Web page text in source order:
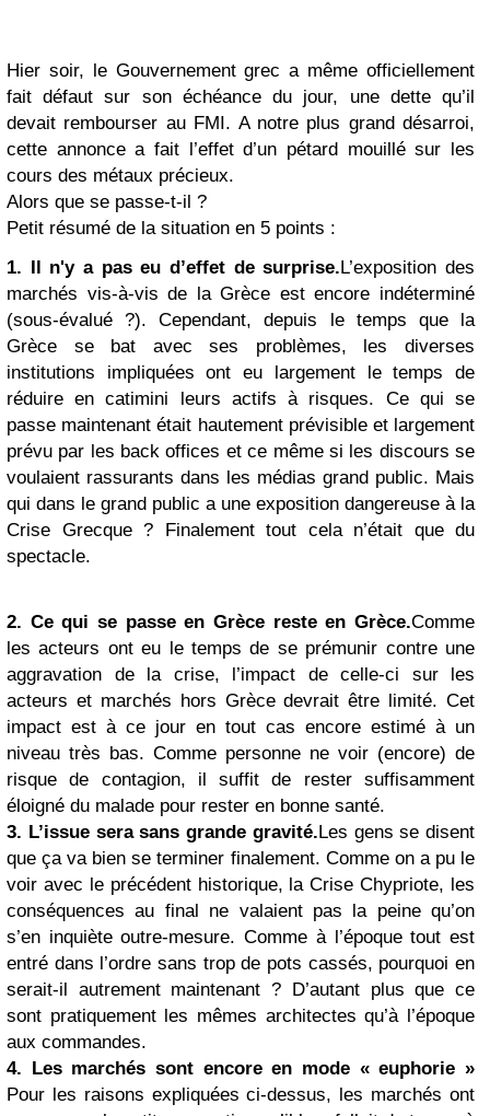
Hier soir, le Gouvernement grec a même officiellement
fait défaut sur son échéance du jour, une dette qu’il
devait rembourser au FMI. A notre plus grand désarroi,
cette annonce a fait l’effet d’un pétard mouillé sur les
cours des métaux précieux.
Alors que se passe-t-il ?
Petit résumé de la situation en 5 points :
1. Il n'y a pas eu d’effet de surprise.L’exposition des
marchés vis-à-vis de la Grèce est encore indéterminé
(sous-évalué ?). Cependant, depuis le temps que la
Grèce se bat avec ses problèmes, les diverses
institutions impliquées ont eu largement le temps de
réduire en catimini leurs actifs à risques. Ce qui se
passe maintenant était hautement prévisible et largement
prévu par les back offices et ce même si les discours se
voulaient rassurants dans les médias grand public. Mais
qui dans le grand public a une exposition dangereuse à la
Crise Grecque ? Finalement tout cela n’était que du
spectacle.
2. Ce qui se passe en Grèce reste en Grèce.Comme
les acteurs ont eu le temps de se prémunir contre une
aggravation de la crise, l’impact de celle-ci sur les
acteurs et marchés hors Grèce devrait être limité. Cet
impact est à ce jour en tout cas encore estimé à un
niveau très bas. Comme personne ne voir (encore) de
risque de contagion, il suffit de rester suffisamment
éloigné du malade pour rester en bonne santé.
3. L’issue sera sans grande gravité.Les gens se disent
que ça va bien se terminer finalement. Comme on a pu le
voir avec le précédent historique, la Crise Chypriote, les
conséquences au final ne valaient pas la peine qu’on
s’en inquiète outre-mesure. Comme à l’époque tout est
entré dans l’ordre sans trop de pots cassés, pourquoi en
serait-il autrement maintenant ? D’autant plus que ce
sont pratiquement les mêmes architectes qu’à l’époque
aux commandes.
4. Les marchés sont encore en mode « euphorie »
Pour les raisons expliquées ci-dessus, les marchés ont